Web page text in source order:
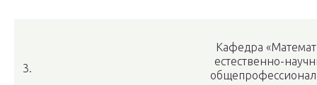
3.
Кафедра
естественно-